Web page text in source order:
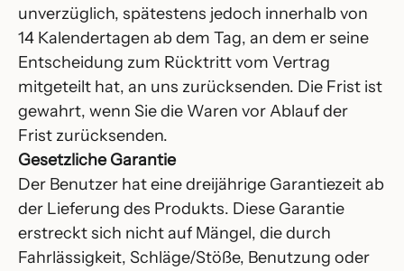
unverzüglich, spätestens jedoch innerhalb von
14 Kalendertagen ab dem Tag, an dem er seine
Entscheidung zum Rücktritt vom Vertrag
mitgeteilt hat, an uns zurücksenden. Die Frist ist
gewahrt, wenn Sie die Waren vor Ablauf der
Frist zurücksenden.
Gesetzliche Garantie
Der Benutzer hat eine dreijährige Garantiezeit ab
der Lieferung des Produkts. Diese Garantie
erstreckt sich nicht auf Mängel, die durch
Fahrlässigkeit, Schläge/Stöße, Benutzung oder